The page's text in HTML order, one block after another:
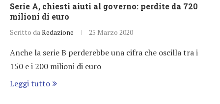
Serie A, chiesti aiuti al governo: perdite da 720
milioni di euro
Scritto da Redazione 25 Marzo 2020
Anche la serie B perderebbe una cifra che oscilla tra i
150 e i 200 milioni di euro
Leggi tutto